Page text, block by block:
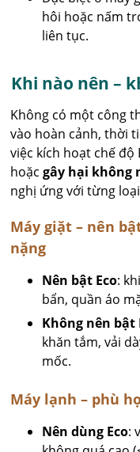
hôi hoặc nấm
liên tục.
Khi nào nên –
Không có một công
vào hoàn cảnh, thời
việc kích hoạt chế độ
hoặcgây hại không
nghị ứng với từng
Máy giặt – nên
nặng
Nên bật Eco:
bẩn, quần áo
Không nên bật
khăn tắm, vải
mốc.
Máy lạnh – phù
Nên dùng Eco: